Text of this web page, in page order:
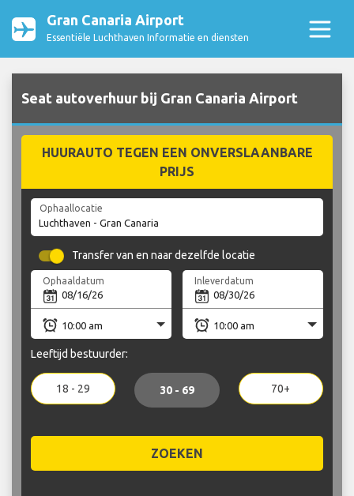
Gran Canaria Airport
Essentiële Luchthaven Informatie en diensten
Seat autoverhuur bij Gran Canaria Airport
HUURAUTO TEGEN EEN ONVERSLAANBARE
PRIJS
Ophaallocatie
Transfer van en naar dezelfde locatie
Ophaaldatum Inleverdatum
Leeftijd bestuurder:
18 - 29 30 - 69 70+
ZOEKEN